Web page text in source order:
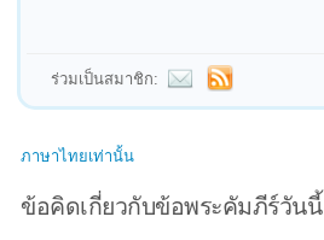
ร่วมเป็นสมาชิก:
ภาษาไทยเท่านั้น
ข้อคิดเกี่ยวกับข้อพระคัมภีร์วันนี้